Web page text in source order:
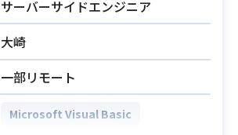
・作業報告等の資料作成経験
・長期に対応いただける方優先
サーバーサイドエンジニア
大崎
一部リモート
Microsoft Visual Basic